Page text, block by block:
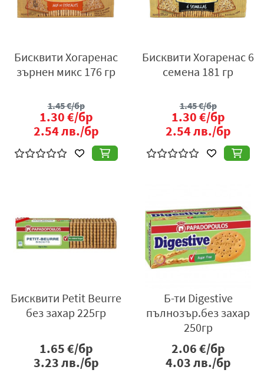
Бисквити Хогаренас
зърнен микс 176 гр
1.45€/бр
1.30€/бр
2.54лв./бр
Бисквити Хогаренас 6
семена 181 гр
1.45€/бр
1.30€/бр
2.54лв./бр
Бисквити Petit Beurre
без захар 225гр
1.65€/бр
3.23лв./бр
Б-ти Digestive
пълнозър.без захар
250гр
2.06€/бр
4.03лв./бр